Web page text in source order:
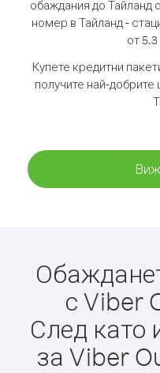
обаждания до Тайланд
номер в Тайланд -
от
Купете кредитни
получите най-
с Viber
След като
за Viber